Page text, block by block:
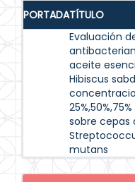
PORTADATÍTULO
Evaluación
aceite
Hibiscus
25%,50%,75%
sobre cepas
mutans